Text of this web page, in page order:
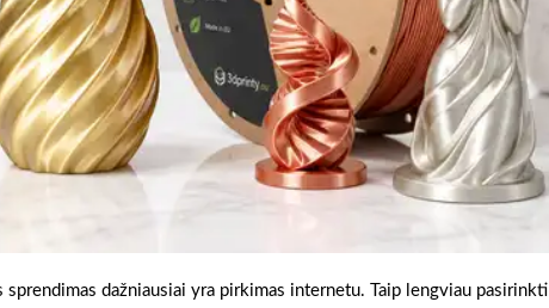
dažniausiai yra pirkimas internetu. Taip lengviau pasirinkti